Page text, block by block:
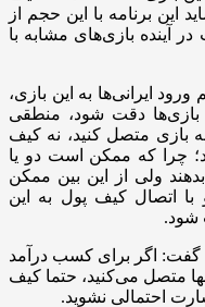
این برنامه با این حجم از
آینده بازی‌های مشابه با
ایرانی‌ها به این بازی،
بازی‌ها دقت شود، منطقی
بازی متصل کنید، نه کیف
چرا که ممکن است دو یا
ولی از این بین ممکن
با اتصال کیف پول به این
شود.
اگر برای کسب درآمد
متصل می‌کنید، حتما کیف
احتمالی نشوید.